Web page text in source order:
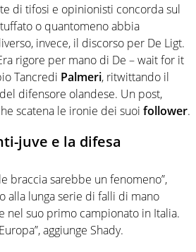
di tifosi e opinionisti concorda sul
o quantomeno abbia
invece, il discorso per De Ligt.
rigore per mano di De – wait for it
Tancredi Palmeri, ritwittando il
difensore olandese. Un post,
scatena le ironie dei suoi follower.
juve e la difesa
braccia sarebbe un fenomeno”,
alla lunga serie di falli di mano
nel suo primo campionato in Italia.
aggiunge Shady.